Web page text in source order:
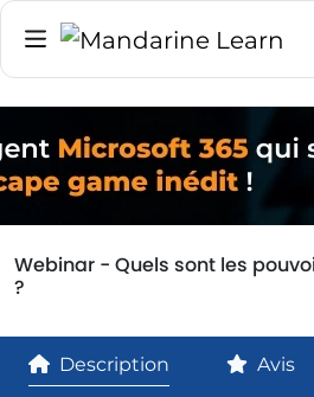
Webinar - Quels sont les
?
Description Avis